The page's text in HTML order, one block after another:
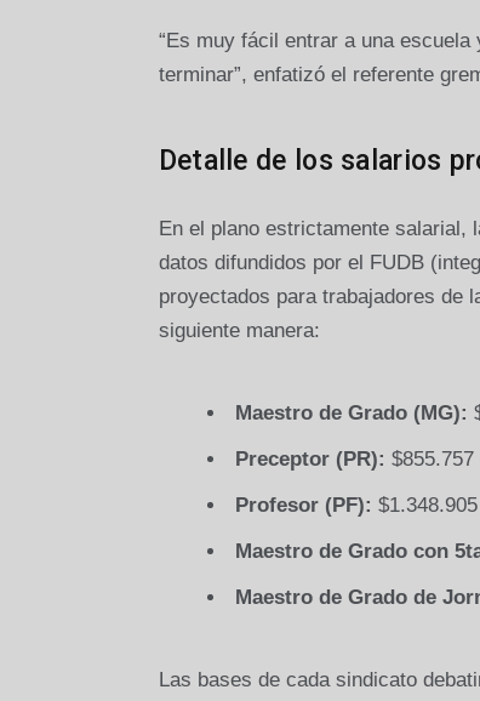
“Es muy fácil entrar a una
terminar”, enfatizó el referente
Detalle de los salarios
En el plano estrictamente salarial,
datos difundidos por el FUDB
proyectados para trabajadores de
siguiente manera:
Maestro de Grado (MG):
Preceptor (PR):
Profesor (PF):
Maestro de Grado con
Maestro de Grado de
Las bases de cada sindicato